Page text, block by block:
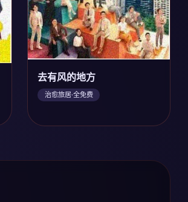
去有风的地方
治愈旅居·全免费